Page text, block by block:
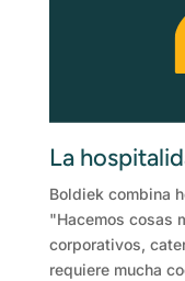
La
Boldiek combina
"Hacemos cosas
corporativos,
requiere mucha